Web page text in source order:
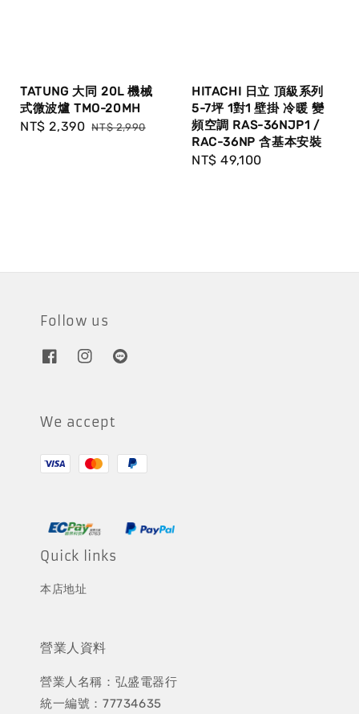
TATUNG 大同 20L 機械
式微波爐 TMO-20MH
Sale
NT$ 2,390 Regular
NT$ 2,990
HITACHI 日立 頂級系列
5-7坪 1對1 壁掛 冷暖 變
頻空調 RAS-36NJP1 /
RAC-36NP 含基本安裝
Regular
NT$ 49,100
Follow us
We accept
Quick links
本店地址
營業人資料
營業人名稱：弘盛電器行
統一編號：77734635